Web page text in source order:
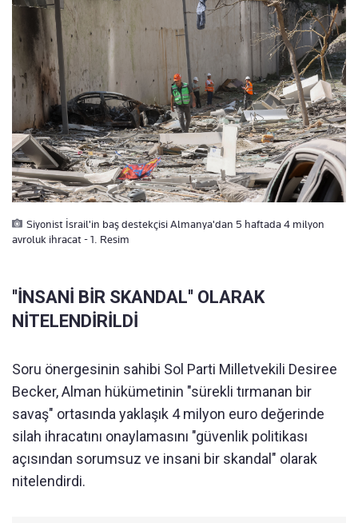
Siyonist İsrail'in baş destekçisi Almanya'dan 5 haftada 4 milyon
avroluk ihracat - 1. Resim
''İNSANİ BİR SKANDAL'' OLARAK
NİTELENDİRİLDİ
Soru önergesinin sahibi Sol Parti Milletvekili Desiree
Becker, Alman hükümetinin "sürekli tırmanan bir
savaş" ortasında yaklaşık 4 milyon euro değerinde
silah ihracatını onaylamasını "güvenlik politikası
açısından sorumsuz ve insani bir skandal" olarak
nitelendirdi.